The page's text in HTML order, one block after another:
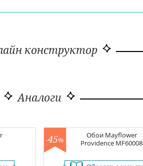
конструктор
Аналоги
Обои Mayflower
Providence MF60008
-45%